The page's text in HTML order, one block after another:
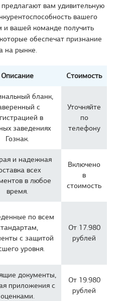
вам удивительную
вашего
вашей команде получить
обеспечат признание
на рынке.
Описание Стоимость
бланк,
с
в
заведениях
Гознак.
Уточняйте
по
телефону
и надежная
всех
в любое
время.
Включено
в
стоимость
по всем
с защитой
уровня.
От 17.980
рублей
документы,
приложения с
оценками.
От 19.980
рублей